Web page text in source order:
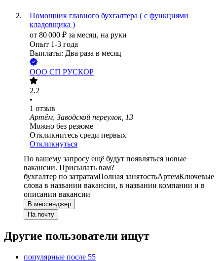
Помощник главного бухгалтера ( с функциями
кладовщика )
от 80 000 ₽ за месяц, на руки
Опыт 1-3 года
Выплаты: Два раза в месяц
ООО СП РУСКОР
2.2
•
1 отзыв
Артём, Заводской переулок, 13
Можно без резюме
Откликнитесь среди первых
Откликнуться
По вашему запросу ещё будут появляться новые
вакансии. Присылать вам?
бухгалтер по затратамПолная занятостьАртемКлючевые
слова в названии вакансии, в названии компании и в
описании вакансии
В мессенджер
На почту
Другие пользователи ищут
популярные после 55